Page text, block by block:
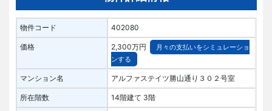
物件コード 402080
価格 2,300万円
月々の支払いをシミュレーショ
ンする
マンション名 アルファステイツ勝山通り３０２号室
所在階数 14階建て 3階